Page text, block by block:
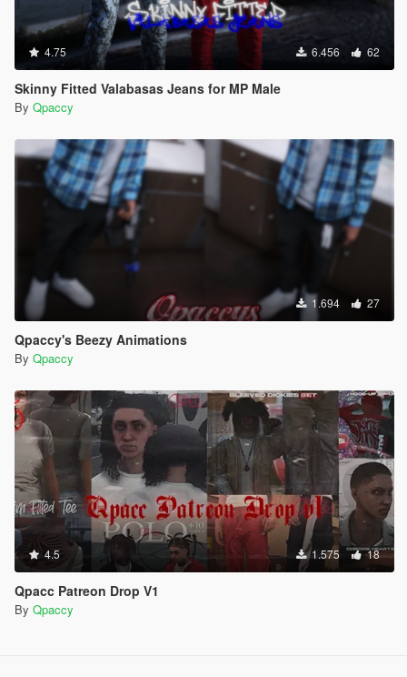
4.75 6.456 62
Skinny Fitted Valabasas Jeans for MP Male
By Qpaccy
1.694 27
Qpaccy's Beezy Animations
By Qpaccy
4.5 1.575 18
Qpacc Patreon Drop V1
By Qpaccy